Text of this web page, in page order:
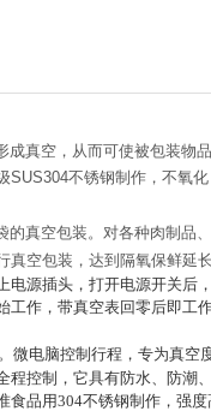
成真空，从而可使被包装物
SUS304不锈钢制作，不氧
真空包装。对各种肉制品
空包装，达到隔氧保鲜延
源插头，打开电源开关后
作，带真空表回零后即工作
电脑控制行程，专为真空
控制，它具有防水、防潮
食品用304不锈钢制作，强